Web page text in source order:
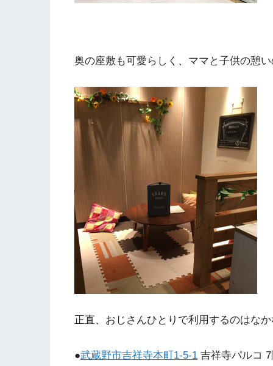
奥の座敷も可愛らしく、ママと子供の憩
正直、おじさんひとりで利用するのはな
●武蔵野市吉祥寺本町1-5-1 吉祥寺パルコ